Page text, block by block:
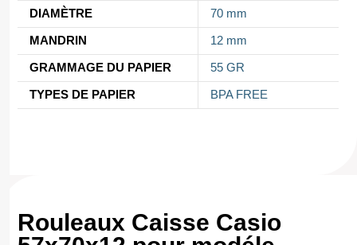
DIAMÈTRE 70 mm
MANDRIN 12 mm
GRAMMAGE DU PAPIER 55 GR
TYPES DE PAPIER BPA FREE
Rouleaux Caisse Casio